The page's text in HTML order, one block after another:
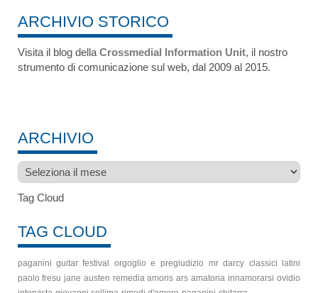
ARCHIVIO STORICO
Visita il blog della Crossmedial Information Unit, il nostro
strumento di comunicazione sul web, dal 2009 al 2015.
ARCHIVIO
Archivio
Tag Cloud
TAG CLOUD
paganini guitar festival orgoglio e pregiudizio mr darcy classici latini
paolo fresu jane austen remedia amoris ars amatoria innamorarsi ovidio